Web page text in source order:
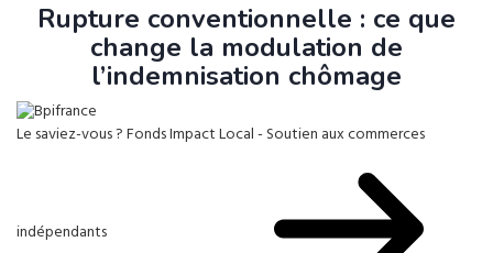
Rupture conventionnelle : ce que
change la modulation de
l’indemnisation chômage
Le saviez-vous ?Fonds Impact Local - Soutien aux commerces
indépendants